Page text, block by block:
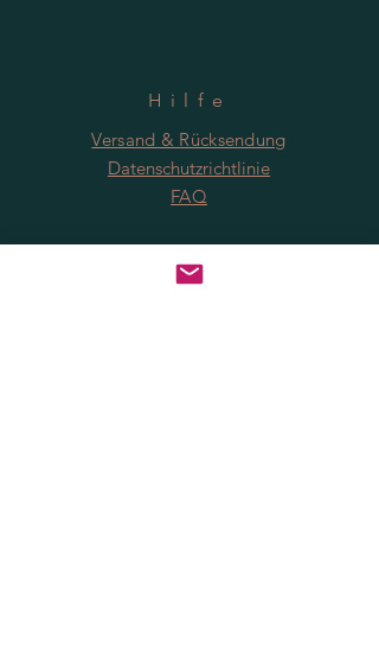
Hilfe
Versand & Rücksendung
Datenschutzrichtlinie
FAQ